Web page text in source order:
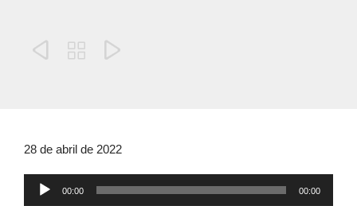
  
28 de abril de 2022
00:00 00:00